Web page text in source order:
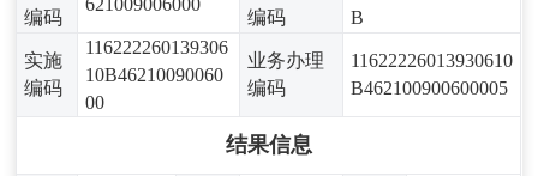
编码
编码
B
实施
编码
116222260139306
10B46210090060
00
业务办理
编码
11622226013930610
B462100900600005
结果信息